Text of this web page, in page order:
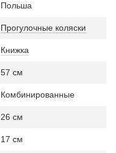
Польша
Прогулочные коляски
Книжка
57 см
Комбинированные
26 см
17 см